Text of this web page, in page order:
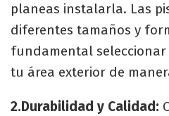
planeas instalarla. Las
diferentes tamaños y
fundamental
tu área exterior de
2.Durabilidad y Calidad: